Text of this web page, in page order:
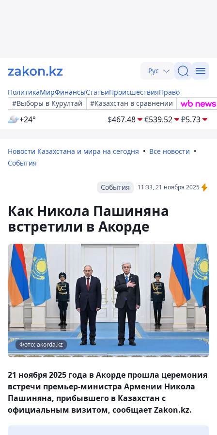
Рус
ПолитикаМирФинансыСтатьиПроисшествияПраво
#Выборы в Курултай
#Казахстан в сравнении
+24° $467.48 €539.52 ₽5.73
Новости Казахстана и мира на сегодня
Все новости
События
11:33, 21 ноября 2025
События
Как Никола Пашиняна
встретили в Акорде
Фото: akorda.kz
21 ноября 2025 года в Акорде прошла церемония
встречи премьер-министра Армении Никола
Пашиняна, прибывшего в Казахстан с
официальным визитом, сообщает Zakon.kz.